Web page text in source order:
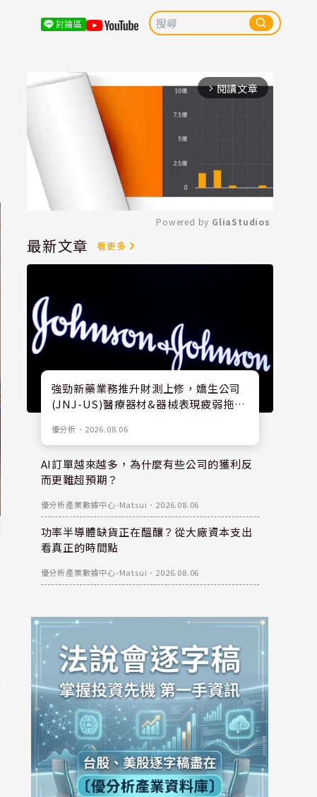
討論區
arrow_forward_ios 閱讀文章
Mute
Powered by GliaStudios
最新文章 看更多
強勁新藥業務推升財測上修，嬌生公司
(JNJ-US)醫療器材&器械表現疲弱拖累
優分析 ． 2026.08.06
AI訂單越來越多，為什麼有些公司的獲利反
而更難超預期？
優分析產業數據中心-Matsui ． 2026.08.06
功率半導體缺貨正在醞釀？從大廠資本支出
看真正的時間點
優分析產業數據中心-Matsui ． 2026.08.06